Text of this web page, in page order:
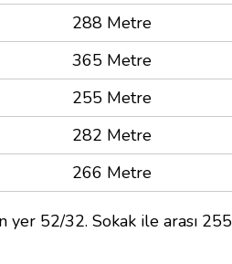
288 Metre
365 Metre
255 Metre
282 Metre
266 Metre
yer 52/32. Sokak ile arası 255